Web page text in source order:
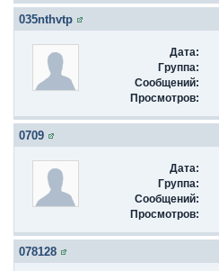
035nthvtp
Дата:
Группа:
Сообщений:
Просмотров:
0709
Дата:
Группа:
Сообщений:
Просмотров:
078128